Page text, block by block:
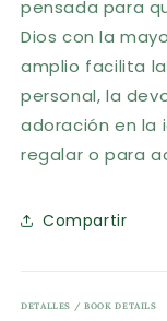
pensada para
Dios con la
amplio facilita
personal, la
adoración en la
regalar o para
Compartir
DETALLES / BOOK DETAILS